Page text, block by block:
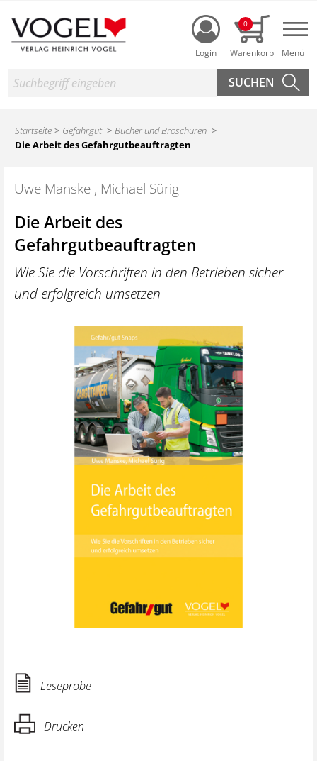
Login
0
Suche
Startseite Gefahrgut
Bücher und Broschüren
Die Arbeit des Gefahrgutbeauftragten
Uwe Manske , Michael Sürig
Die Arbeit des
Gefahrgutbeauftragten
Wie Sie die Vorschriften in den Betrieben sicher
und erfolgreich umsetzen
Leseprobe
Drucken